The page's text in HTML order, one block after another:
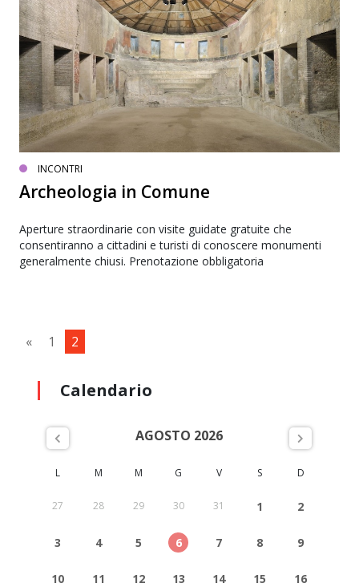
INCONTRI
Archeologia in Comune
Aperture straordinarie con visite guidate gratuite che
consentiranno a cittadini e turisti di conoscere monumenti
generalmente chiusi. Prenotazione obbligatoria
« 1 2
Calendario
AGOSTO 2026
L M M G V S D
27 28 29 30 31 1 2
3 4 5 6 7 8 9
10 11 12 13 14 15 16